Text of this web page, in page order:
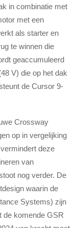
in combinatie met
met een
als starter en
te winnen die
geaccumuleerd
V) die op het dak
de Cursor 9-
Crossway
op in vergelijking
deze
van
nog verder. De
waarin de
Systems) zijn
de komende GSR